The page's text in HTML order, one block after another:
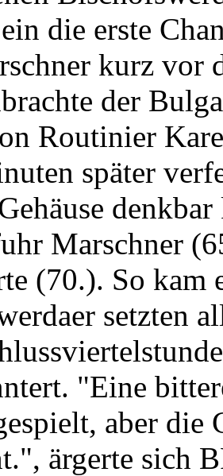
die erste
kurz vor
der
Routinier
später
Marschner
(70.). So kam
setzten
"Eine
aber die
ärgerte sich